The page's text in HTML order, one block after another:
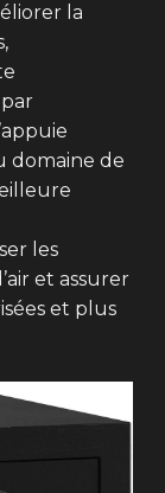
la
domaine de
les
et assurer
et plus